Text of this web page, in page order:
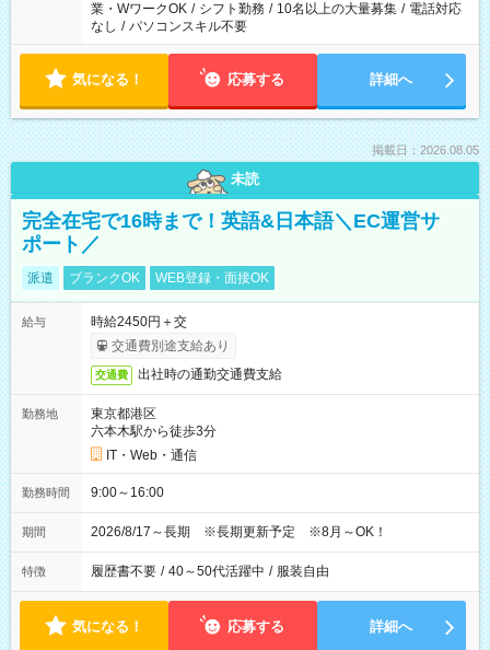
業・WワークOK / シフト勤務 / 10名以上の大量募集 / 電話対応
なし / パソコンスキル不要
気になる！ 応募する 詳細へ
掲載日：2026.08.05
未読
完全在宅で16時まで！英語&日本語＼EC運営サ
ポート／
派遣 ブランクOK WEB登録・面接OK
給与
時給2450円＋交
交通費別途支給あり
交通費 出社時の通勤交通費支給
勤務地
東京都港区
六本木駅から徒歩3分
IT・Web・通信
勤務時間 9:00～16:00
期間 2026/8/17～長期 ※長期更新予定 ※8月～OK！
特徴 履歴書不要 / 40～50代活躍中 / 服装自由
気になる！ 応募する 詳細へ